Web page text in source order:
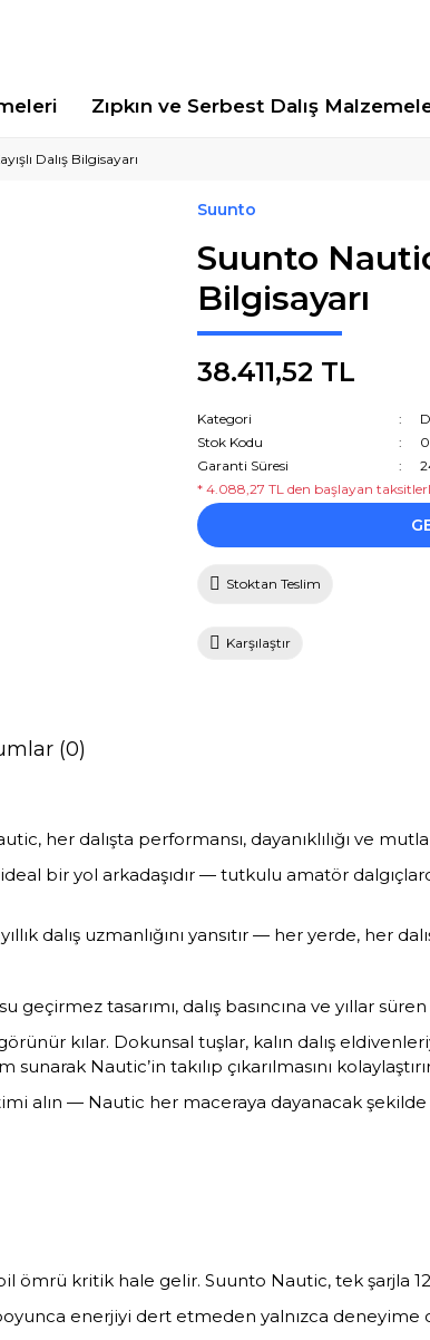
Zıpkın ve Serbest Dalış
Dalış Bilgisayarı
Suunto
Suunto
Bilgisayarı
38.411,52 TL
Kategori
Stok Kodu
Garanti Süresi
* 4.088,27 TL den başlayan
Stoktan Teslim
Karşılaştır
(0)
her dalışta performansı, dayanıklılığı ve
bir yol arkadaşıdır — tutkulu amatör
dalış uzmanlığını yansıtır — her yerde, her
tasarımı, dalış basıncına ve yıllar
kılar. Dokunsal tuşlar, kalın dalış
Nautic’in takılıp çıkarılmasını
alın — Nautic her maceraya dayanacak şekilde
kritik hale gelir. Suunto Nautic, tek şarjla
enerjiyi dert etmeden yalnızca deneyime